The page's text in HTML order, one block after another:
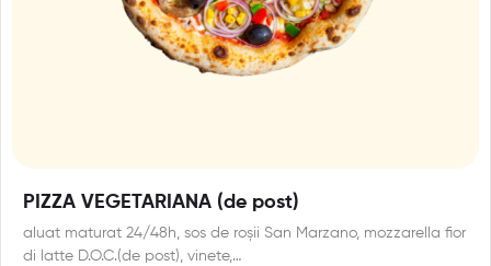
PIZZA VEGETARIANA (de post)
aluat maturat 24/48h, sos de roșii San Marzano, mozzarella fior
di latte D.O.C.(de post), vinete,…